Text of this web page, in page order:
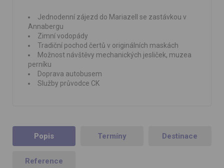
Jednodenní zájezd do Mariazell se zastávkou v
Annabergu
Zimní vodopády
Tradiční pochod čertů v originálních maskách
Možnost návštěvy mechanických jesliček, muzea
perníku
Doprava autobusem
Služby průvodce CK
Popis Termíny Destinace
Reference